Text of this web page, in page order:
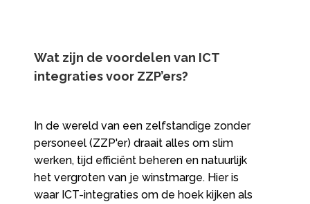
Wat zijn de voordelen van ICT
integraties voor ZZP’ers?
In de wereld van een zelfstandige zonder
personeel (ZZP'er) draait alles om slim
werken, tijd efficiënt beheren en natuurlijk
het vergroten van je winstmarge. Hier is
waar ICT-integraties om de hoek kijken als